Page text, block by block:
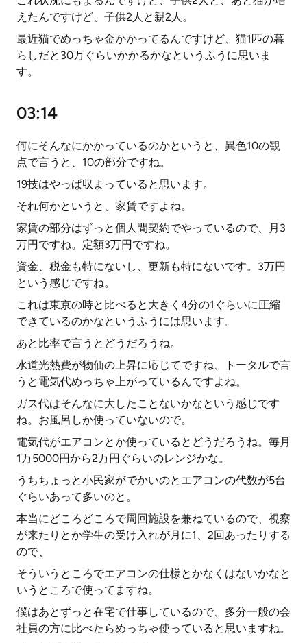
えたんですけど、子供2人と親2人。
最近猫でめっちゃ金かかってるんですけど、猫1匹の暮
らしだと30万ぐらいかかるかなというふうに思いま
す。
03:14
何にそんなにかかっているのかというと、異色10の観
点で言うと、10の部分ですね。
19技はやっぱ収まっていると思います。
それ何かというと、家賃ですよね。
家賃の部分はずっと個人間契約でやっているので、月3
万円ですね。定額3万円ですね。
資金、税金も特にないし、更新も特にないです。3万円
という感じですね。
これは東京の時と比べると大きく4分の1ぐらいに圧縮
できているのかなというふうには思います。
あと比率で言うとどうだろうね。
水道光熱費が物価の上昇に応じてですね、トータルで言
うと電気代めっちゃ上がっているんですよね。
ガス代はそんなに大したことないかなという感じです
ね。お風呂しか使っていないので。
電気代がエアコンとか使っているとどうだろうね。毎月
1万5000円から2万円ぐらいのレンジかな。
うちちょっと小民家がでかいのとエアコンの代数が5台
ぐらいあって多いのと。
本当にどころどころで周回施設を兼ねているので、視察
が来たりとか学生の受け入れが月に1、2回あったりする
ので、
そういうところでエアコンの仕様とかなくはないかなと
いうところで使ってますね。
僕はあとずっと在宅で仕事しているので、多分一般の会
社員の方に比べたらめっちゃ使っていると思いますね。